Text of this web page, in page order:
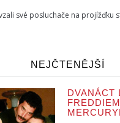
své posluchače na projížďku
NEJČTENĚJŠÍ
DVANÁCT
FREDDIEM